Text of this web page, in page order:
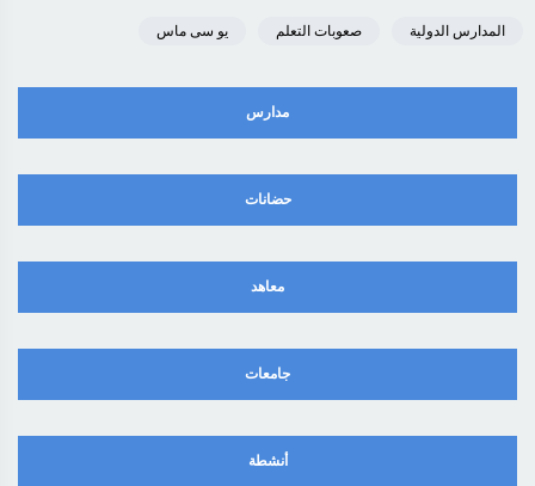
المدارس الدولية صعوبات التعلم يو سى ماس
مدارس
حضانات
معاهد
جامعات
أنشطة